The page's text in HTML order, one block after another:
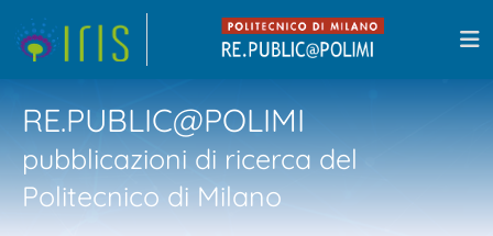
RE.PUBLIC@POLIMI
pubblicazioni di ricerca del
Politecnico di Milano